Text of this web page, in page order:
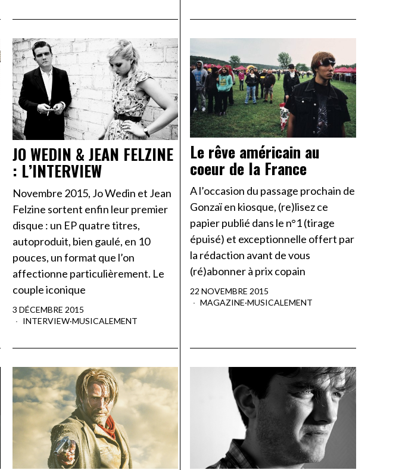
JO WEDIN & JEAN FELZINE
: L’INTERVIEW
Novembre 2015, Jo Wedin et Jean
Felzine sortent enfin leur premier
disque : un EP quatre titres,
autoproduit, bien gaulé, en 10
pouces, un format que l’on
affectionne particulièrement. Le
couple iconique
3 DÉCEMBRE 2015
INTERVIEW·MUSICALEMENT
Le rêve américain au
coeur de la France
A l’occasion du passage prochain de
Gonzaï en kiosque, (re)lisez ce
papier publié dans le n°1 (tirage
épuisé) et exceptionnelle offert par
la rédaction avant de vous
(ré)abonner à prix copain
22 NOVEMBRE 2015
MAGAZINE·MUSICALEMENT